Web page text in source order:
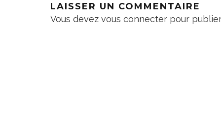
LAISSER UN COMMENTAIRE
Vous devez vous connecter pour